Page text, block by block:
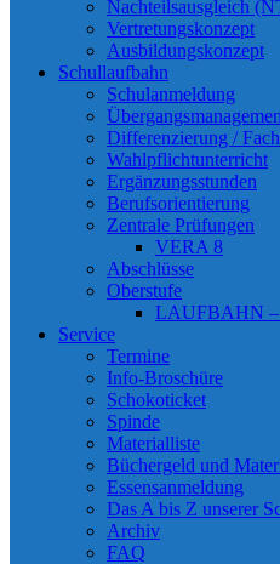
Nachteilsausgleich
Vertretungskonzept
Ausbildungskonzept
Schullaufbahn
Schulanmeldung
Differenzierung /
Wahlpflichtunterricht
Ergänzungsstunden
Berufsorientierung
Zentrale Prüfungen
VERA 8
Abschlüsse
Oberstufe
LAUFBAHN –
Service
Termine
Info-Broschüre
Schokoticket
Spinde
Materialliste
Büchergeld und
Essensanmeldung
Das A bis Z unserer
Archiv
FAQ